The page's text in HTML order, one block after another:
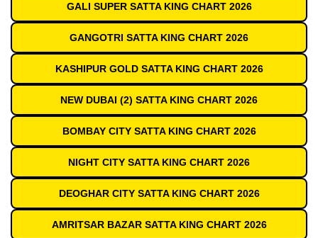
GALI SUPER SATTA KING CHART 2026
GANGOTRI SATTA KING CHART 2026
KASHIPUR GOLD SATTA KING CHART 2026
NEW DUBAI (2) SATTA KING CHART 2026
BOMBAY CITY SATTA KING CHART 2026
NIGHT CITY SATTA KING CHART 2026
DEOGHAR CITY SATTA KING CHART 2026
AMRITSAR BAZAR SATTA KING CHART 2026